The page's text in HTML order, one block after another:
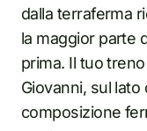
dalla terraferma
la maggior parte
prima. Il tuo
Giovanni, sul
composizione